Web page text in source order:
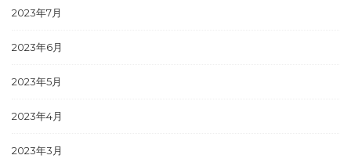
2023年7月
2023年6月
2023年5月
2023年4月
2023年3月